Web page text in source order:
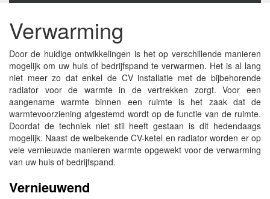
Verwarming
Door de huidige ontwikkelingen is het op verschillende manieren
mogelijk om uw huis of bedrijfspand te verwarmen. Het is al lang
niet meer zo dat enkel de CV installatie met de bijbehorende
radiator voor de warmte in de vertrekken zorgt. Voor een
aangename warmte binnen een ruimte is het zaak dat de
warmtevoorziening afgestemd wordt op de functie van de ruimte.
Doordat de techniek niet stil heeft gestaan is dit hedendaags
mogelijk. Naast de welbekende CV-ketel en radiator worden er op
vele vernieuwde manieren warmte opgewekt voor de verwarming
van uw huis of bedrijfspand.
Vernieuwend